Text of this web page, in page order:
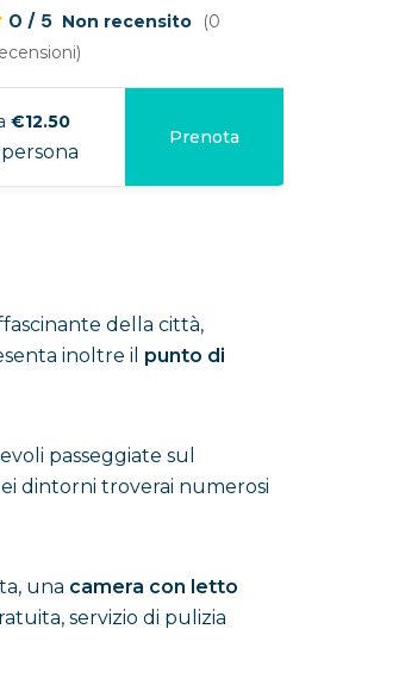
0/ 5 Non recensito
(0
€12.50
Prenota
della città,
inoltre il punto di
passeggiate sul
dintorni troverai numerosi
una camera con letto
servizio di pulizia